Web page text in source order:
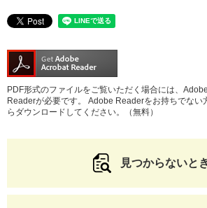
PDF形式のファイルをご覧いただく場合には、
Readerが必要です。
Adobe Readerをお持ちでない
らダウンロードしてください。（無料）
見つからないと